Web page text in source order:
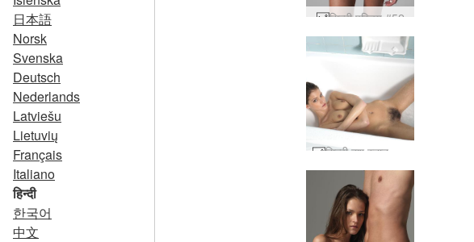
日本語
Norsk
Svenska
Deutsch
Nederlands
Latviešu
Lietuvių
Français
Italiano
हिन्दी
한국어
中文
सिल्वी परिचय #52